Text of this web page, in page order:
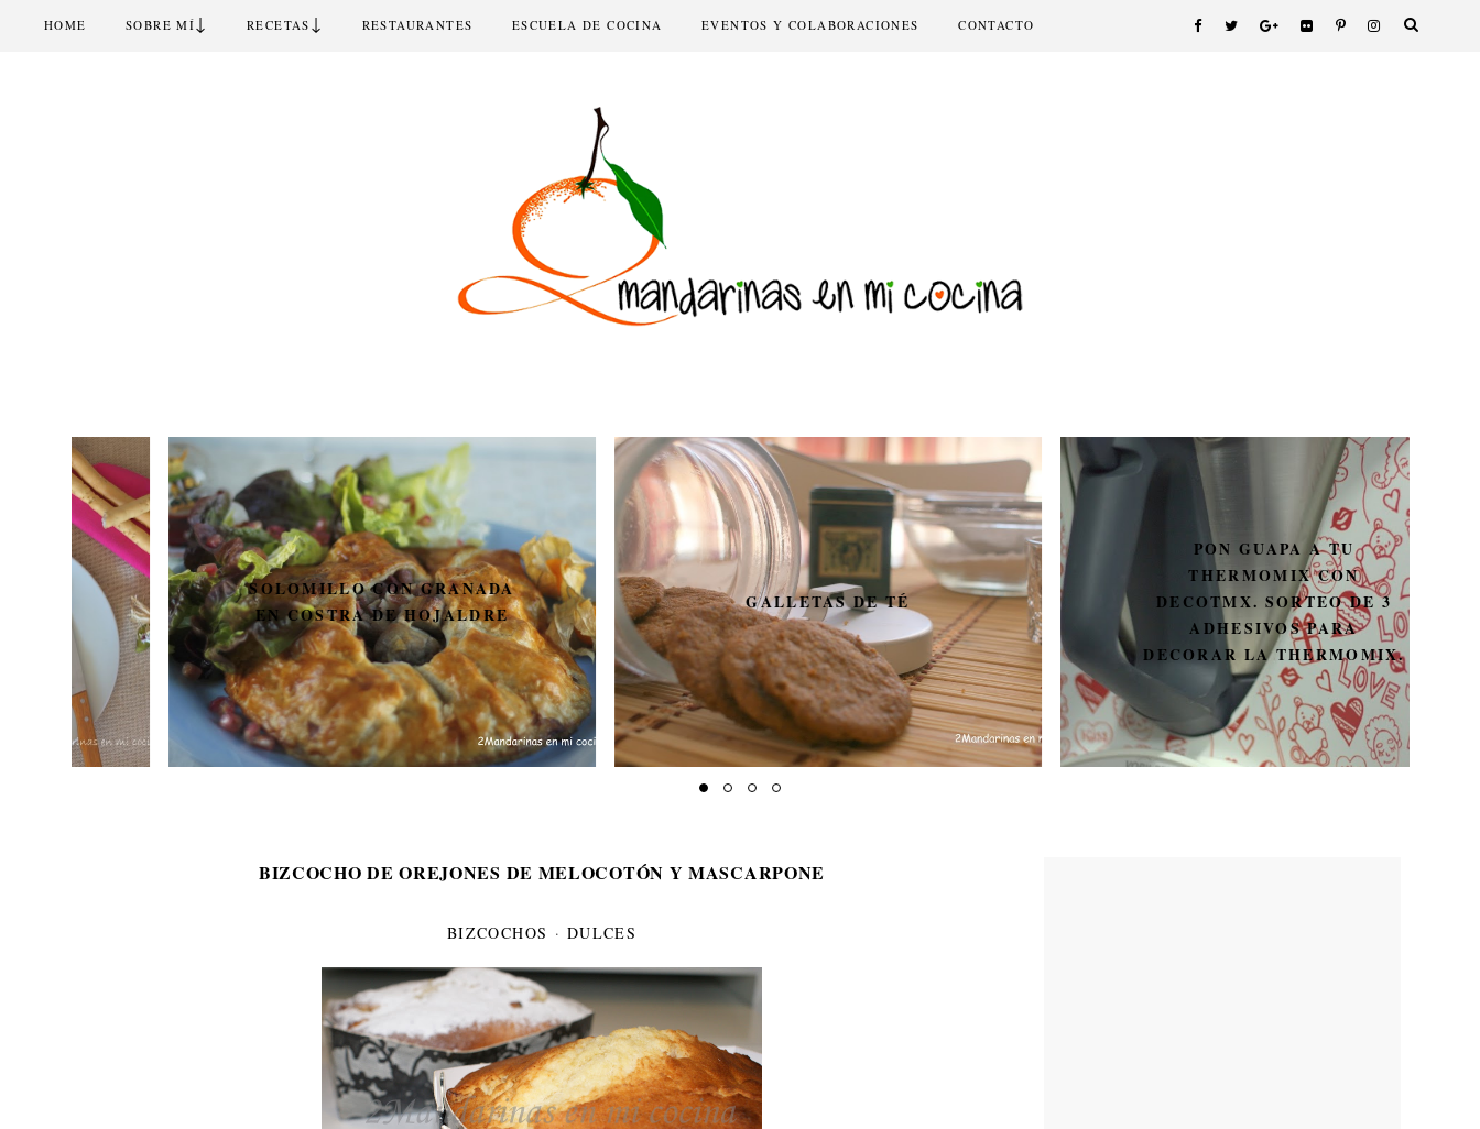
HOME SOBRE MÍ↓ RECETAS ↓ RESTAURANTES ESCUELA DE COCINA EVENTOS Y COLABORACIONES CONTACTO
SOLOMILLO CON GRANADA
EN COSTRA DE HOJALDRE
GALLETAS DE TÉ
PON GUAPA A TU
THERMOMIX CON
DECOTMX. SORTEO DE 3
ADHESIVOS PARA
DECORAR LA THERMOMIX.
BIZCOCHO DE OREJONES DE MELOCOTÓN Y MASCARPONE
BIZCOCHOS · DULCES